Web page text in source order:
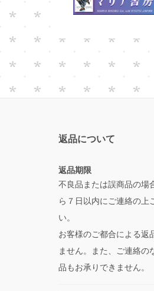
返品について
返品期限
不良品または誤商品の場
ら７日以内にご連絡の上
い。
お客様のご都合による返
ません。また、ご連絡の
品もお承りできません。